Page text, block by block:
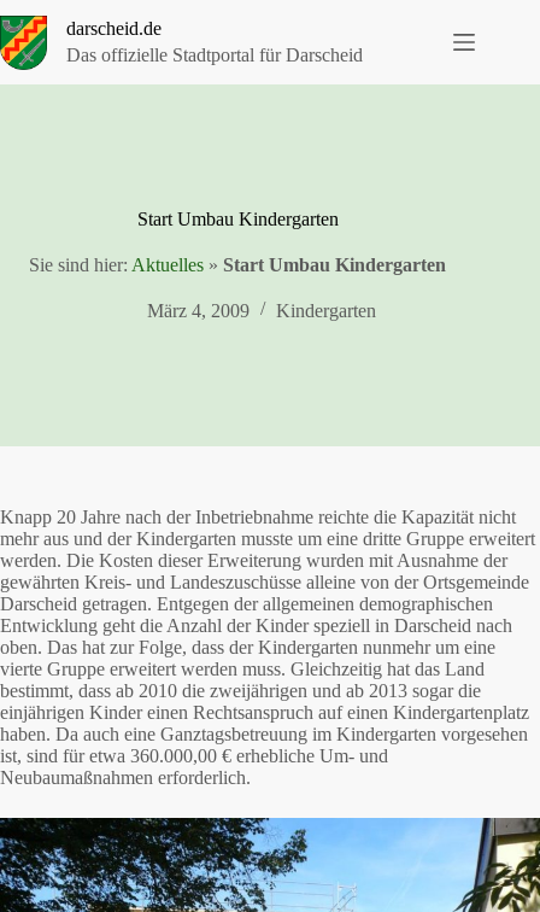
Inhalt
springen
darscheid.de
Das offizielle Stadtportal für Darscheid
Start Umbau Kindergarten
Sie sind hier: Aktuelles » Start Umbau Kindergarten
März 4, 2009 Kindergarten
Knapp 20 Jahre nach der Inbetriebnahme reichte die Kapazität nicht
mehr aus und der Kindergarten musste um eine dritte Gruppe erweitert
werden. Die Kosten dieser Erweiterung wurden mit Ausnahme der
gewährten Kreis- und Landeszuschüsse alleine von der Ortsgemeinde
Darscheid getragen. Entgegen der allgemeinen demographischen
Entwicklung geht die Anzahl der Kinder speziell in Darscheid nach
oben. Das hat zur Folge, dass der Kindergarten nunmehr um eine
vierte Gruppe erweitert werden muss. Gleichzeitig hat das Land
bestimmt, dass ab 2010 die zweijährigen und ab 2013 sogar die
einjährigen Kinder einen Rechtsanspruch auf einen Kindergartenplatz
haben. Da auch eine Ganztagsbetreuung im Kindergarten vorgesehen
ist, sind für etwa 360.000,00 € erhebliche Um- und
Neubaumaßnahmen erforderlich.